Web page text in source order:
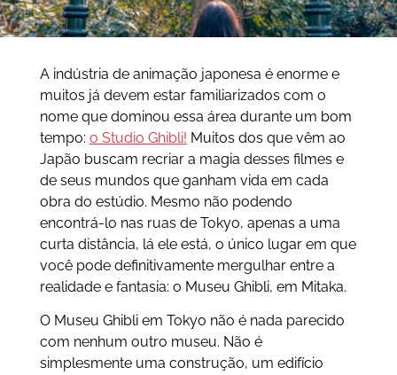
A indústria de animação japonesa é enorme e
muitos já devem estar familiarizados com o
nome que dominou essa área durante um bom
tempo: o Studio Ghibli! Muitos dos que vêm ao
Japão buscam recriar a magia desses filmes e
de seus mundos que ganham vida em cada
obra do estúdio. Mesmo não podendo
encontrá-lo nas ruas de Tokyo, apenas a uma
curta distância, lá ele está, o único lugar em que
você pode definitivamente mergulhar entre a
realidade e fantasia: o Museu Ghibli, em Mitaka.
O Museu Ghibli em Tokyo não é nada parecido
com nenhum outro museu. Não é
simplesmente uma construção, um edifício